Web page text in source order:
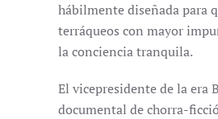
hábilmente diseñada para
terráqueos con mayor
la conciencia tranquila.
El vicepresidente de la
documental de chorra-